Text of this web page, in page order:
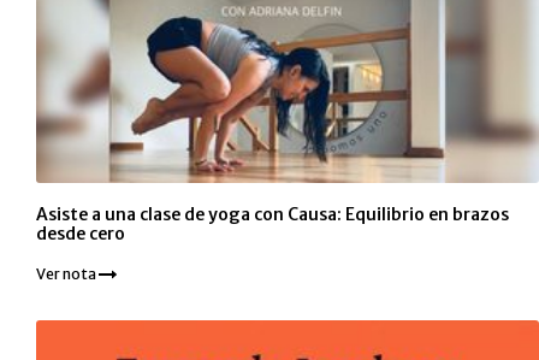
Asiste a una clase de yoga con Causa: Equilibrio en brazos
desde cero
Ver nota